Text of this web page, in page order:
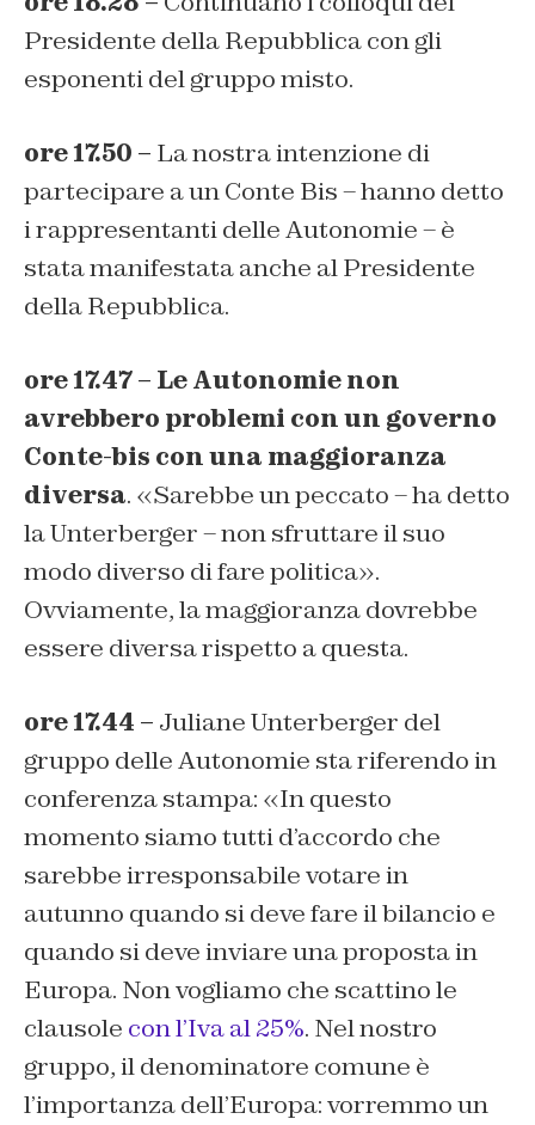
Presidente della Repubblica con gli
esponenti del gruppo misto.
ore 17.50 – La nostra intenzione di
partecipare a un Conte Bis – hanno detto
i rappresentanti delle Autonomie – è
stata manifestata anche al Presidente
della Repubblica.
ore 17.47 – Le Autonomie non
avrebbero problemi con un governo
Conte-bis con una maggioranza
diversa. «Sarebbe un peccato – ha detto
la Unterberger – non sfruttare il suo
modo diverso di fare politica».
Ovviamente, la maggioranza dovrebbe
essere diversa rispetto a questa.
ore 17.44 – Juliane Unterberger del
gruppo delle Autonomie sta riferendo in
conferenza stampa: «In questo
momento siamo tutti d’accordo che
sarebbe irresponsabile votare in
autunno quando si deve fare il bilancio e
quando si deve inviare una proposta in
Europa. Non vogliamo che scattino le
clausole con l’Iva al 25%. Nel nostro
gruppo, il denominatore comune è
l’importanza dell’Europa: vorremmo un